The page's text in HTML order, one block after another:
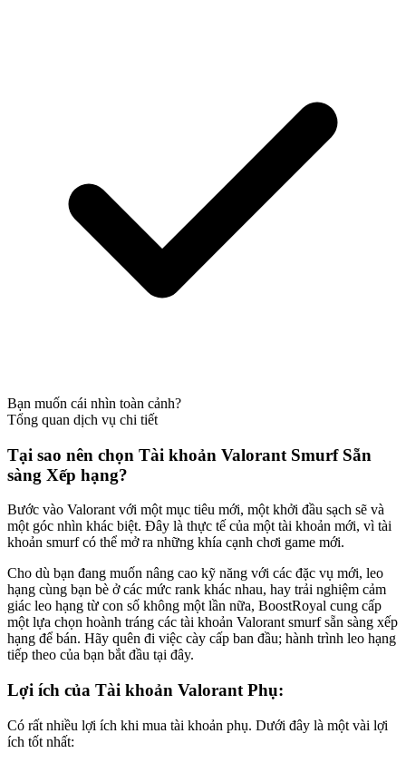
Bạn muốn cái nhìn toàn cảnh?
Tổng quan dịch vụ chi tiết
Tại sao nên chọn Tài khoản Valorant Smurf Sẵn
sàng Xếp hạng?
Bước vào Valorant với một mục tiêu mới, một khởi đầu sạch sẽ và
một góc nhìn khác biệt. Đây là thực tế của một tài khoản mới, vì tài
khoản smurf có thể mở ra những khía cạnh chơi game mới.
Cho dù bạn đang muốn nâng cao kỹ năng với các đặc vụ mới, leo
hạng cùng bạn bè ở các mức rank khác nhau, hay trải nghiệm cảm
giác leo hạng từ con số không một lần nữa, BoostRoyal cung cấp
một lựa chọn hoành tráng các tài khoản Valorant smurf sẵn sàng xếp
hạng để bán. Hãy quên đi việc cày cấp ban đầu; hành trình leo hạng
tiếp theo của bạn bắt đầu tại đây.
Lợi ích của Tài khoản Valorant Phụ:
Có rất nhiều lợi ích khi mua tài khoản phụ. Dưới đây là một vài lợi
ích tốt nhất: